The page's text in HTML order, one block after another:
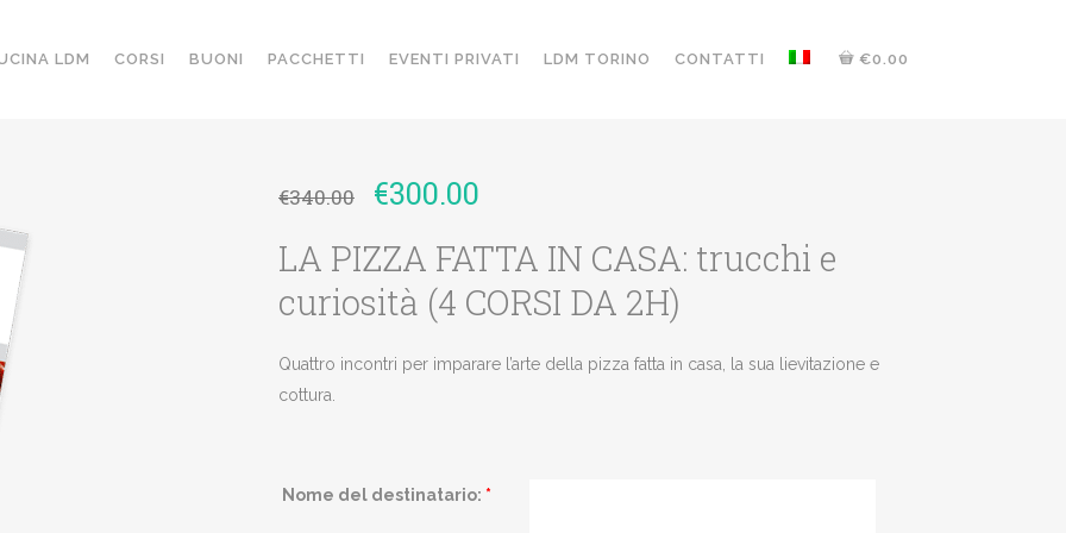
LDM CORSI BUONI PACCHETTI EVENTI PRIVATI LDM TORINO CONTATTI €0.00
€340.00 €300.00
LA PIZZA FATTA IN CASA: trucchi e
curiosità (4 CORSI DA 2H)
Quattro incontri per imparare l’arte della pizza fatta in casa, la sua lievitazione e
cottura.
Nome del destinatario: *